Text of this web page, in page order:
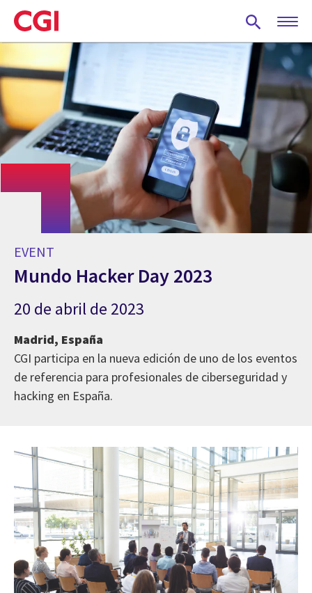
Skip
to
main
EVENT
Mundo Hacker Day 2023
20 de abril de 2023
Madrid, España
CGI participa en la nueva edición de uno de los eventos
de referencia para profesionales de ciberseguridad y
hacking en España.